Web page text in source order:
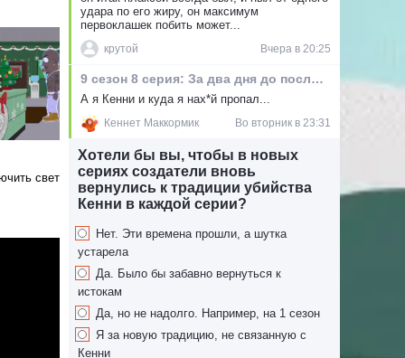
свет
удара по его жиру, он максимум
первоклашек побить может...
крутой Вчера в 20:25
9 сезон 8 серия: За два дня до послезавтра
А я Кенни и куда я нах*й пропал...
Кеннет Маккормик Во вторник в 23:31
Хотели бы вы, чтобы в новых
сериях создатели вновь
вернулись к традиции убийства
Кенни в каждой серии?
Нет. Эти времена прошли, а шутка
устарела
Да. Было бы забавно вернуться к
истокам
Да, но не надолго. Например, на 1 сезон
Я за новую традицию, не связанную с
Кенни